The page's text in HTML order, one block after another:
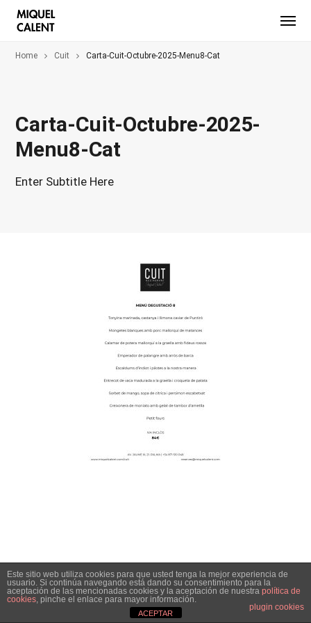
Home Cuit Carta-Cuit-Octubre-2025-Menu8-Cat
Carta-Cuit-Octubre-2025-
Menu8-Cat
Enter Subtitle Here
Este sitio web utiliza cookies para que usted tenga la mejor experiencia de
usuario. Si continúa navegando está dando su consentimiento para la
aceptación de las mencionadas cookies y la aceptación de nuestra política de
cookies, pinche el enlace para mayor información.
plugin cookies
ACEPTAR